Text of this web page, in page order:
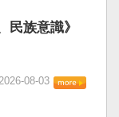
民族意識》
08-03